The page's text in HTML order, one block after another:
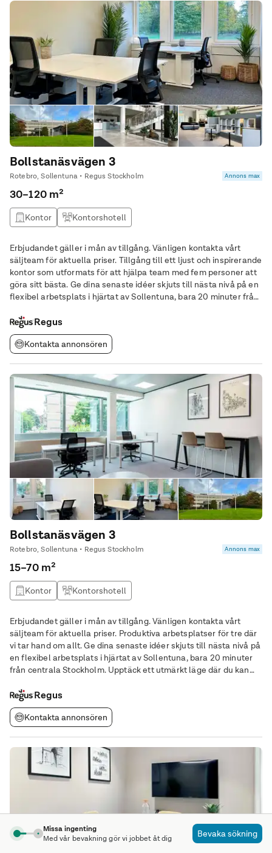
Bollstanäsvägen 3
Rotebro, Sollentuna • Regus Stockholm Annons max
30–120 m²
Kontor Kontorshotell
Erbjudandet gäller i mån av tillgång. Vänligen kontakta vårt
säljteam för aktuella priser. Tillgång till ett ljust och inspirerande
kontor som utformats för att hjälpa team med fem personer att
göra sitt bästa. Ge dina senaste idéer skjuts till nästa nivå på en
flexibel arbetsplats i hjärtat av Sollentuna, bara 20 minuter från
ditt
Regus
Kontakta annonsören
Bollstanäsvägen 3
Rotebro, Sollentuna • Regus Stockholm Annons max
15–70 m²
Kontor Kontorshotell
Erbjudandet gäller i mån av tillgång. Vänligen kontakta vårt
säljteam för aktuella priser. Produktiva arbetsplatser för tre där
vi tar hand om allt. Ge dina senaste idéer skjuts till nästa nivå på
en flexibel arbetsplats i hjärtat av Sollentuna, bara 20 minuter
från centrala Stockholm. Upptäck ett utmärkt läge där du kan
hjärtat avRegus
Kontakta annonsören
Missa ingenting
Med vår bevakning gör vi jobbet åt dig
Bevaka sökning